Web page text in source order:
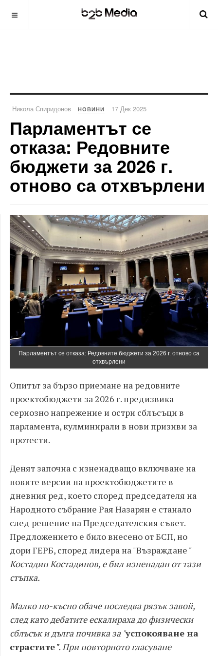
Никола Спиридонов НОВИНИ 17 Дек 2025
Парламентът се
отказа: Редовните
бюджети за 2026 г.
отново са отхвърлени
Парламентът се отказа: Редовните бюджети за 2026 г. отново са
отхвърлени
Опитът за бързо приемане на редовните
проектобюджети за 2026 г. предизвика
сериозно напрежение и остри сблъсъци в
парламента, кулминирали в нови призиви за
протести.
Денят започна с изненадващо включване на
новите версии на проектобюджетите в
дневния ред, което според председателя на
Народното събрание Рая Назарян е станало
след решение на Председателския съвет.
Предложението е било внесено от БСП, но
дори ГЕРБ, според лидера на "Възраждане "
Костадин Костадинов, е бил изненадан от тази
стъпка.
Малко по-късно обаче последва рязък завой,
след като дебатите ескалираха до физически
сблъсък и дълга почивка за "успокояване на
страстите". При повторното гласуване